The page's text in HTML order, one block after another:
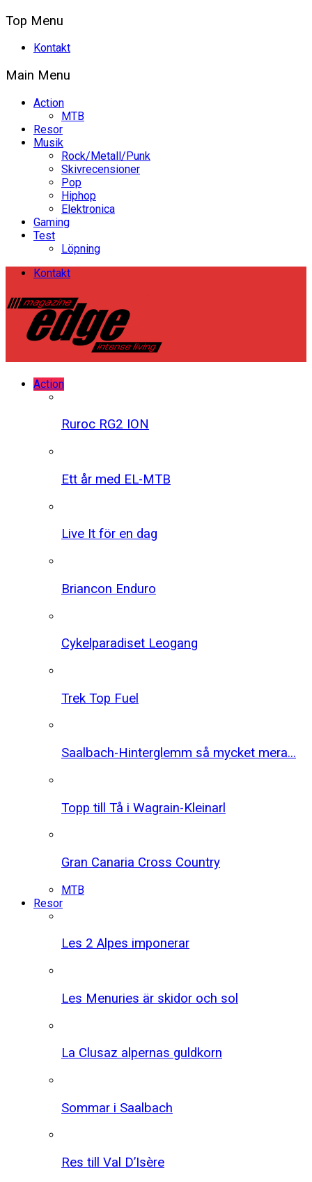
Top Menu
Kontakt
Main Menu
Action
MTB
Resor
Musik
Rock/Metall/Punk
Skivrecensioner
Pop
Hiphop
Elektronica
Gaming
Test
Löpning
Kontakt
Action
Ruroc RG2 ION
Ett år med EL-MTB
Live It för en dag
Briancon Enduro
Cykelparadiset Leogang
Trek Top Fuel
Saalbach-Hinterglemm så mycket mera...
Topp till Tå i Wagrain-Kleinarl
Gran Canaria Cross Country
MTB
Resor
Les 2 Alpes imponerar
Les Menuries är skidor och sol
La Clusaz alpernas guldkorn
Sommar i Saalbach
Res till Val D’Isère